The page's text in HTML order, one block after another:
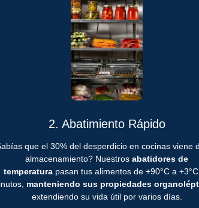
2. Abatimiento Rápido
que el 30% del desperdicio en cocinas viene
almacenamiento? Nuestros abatidores de
temperaturapasan tus alimentos de +90°C a
manteniendo sus propiedades
extendiendo su vida útil por varios días.